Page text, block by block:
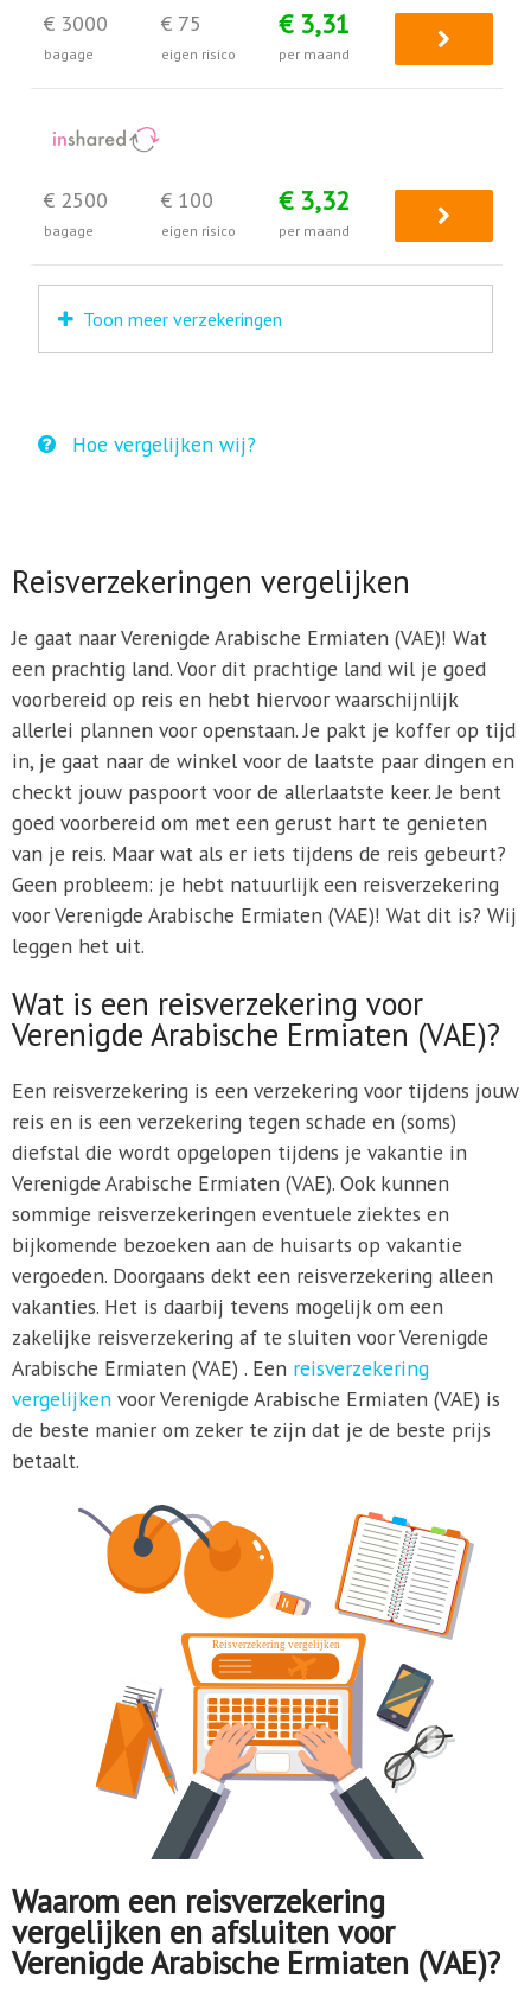
€ 3000
bagage
€ 75
eigen risico
€ 3,31
per maand
€ 2500
bagage
€ 100
eigen risico
€ 3,32
per maand
Toon meer verzekeringen
Hoe vergelijken wij?
Reisverzekeringen vergelijken
Je gaat naar Verenigde Arabische Ermiaten (VAE)! Wat
een prachtig land. Voor dit prachtige land wil je goed
voorbereid op reis en hebt hiervoor waarschijnlijk
allerlei plannen voor openstaan. Je pakt je koffer op tijd
in, je gaat naar de winkel voor de laatste paar dingen en
checkt jouw paspoort voor de allerlaatste keer. Je bent
goed voorbereid om met een gerust hart te genieten
van je reis. Maar wat als er iets tijdens de reis gebeurt?
Geen probleem: je hebt natuurlijk een reisverzekering
voor Verenigde Arabische Ermiaten (VAE)! Wat dit is? Wij
leggen het uit.
Wat is een reisverzekering voor
Verenigde Arabische Ermiaten (VAE)?
Een reisverzekering is een verzekering voor tijdens jouw
reis en is een verzekering tegen schade en (soms)
diefstal die wordt opgelopen tijdens je vakantie in
Verenigde Arabische Ermiaten (VAE). Ook kunnen
sommige reisverzekeringen eventuele ziektes en
bijkomende bezoeken aan de huisarts op vakantie
vergoeden. Doorgaans dekt een reisverzekering alleen
vakanties. Het is daarbij tevens mogelijk om een
zakelijke reisverzekering af te sluiten voor Verenigde
Arabische Ermiaten (VAE) . Een reisverzekering
vergelijkenvoor Verenigde Arabische Ermiaten (VAE) is
de beste manier om zeker te zijn dat je de beste prijs
betaalt.
Waarom een reisverzekering
vergelijken en afsluiten voor
Verenigde Arabische Ermiaten (VAE)?